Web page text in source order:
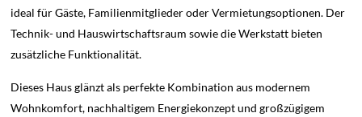
ideal für Gäste, Familienmitglieder oder Vermietungsoptionen. Der
Technik- und Hauswirtschaftsraum sowie die Werkstatt bieten
zusätzliche Funktionalität.
Dieses Haus glänzt als perfekte Kombination aus modernem
Wohnkomfort, nachhaltigem Energiekonzept und großzügigem